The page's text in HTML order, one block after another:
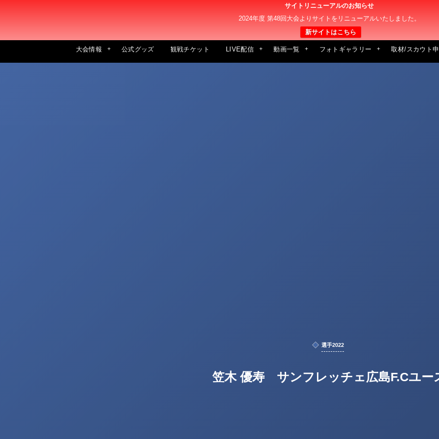
サイトリニューアルのお知らせ
2024年度 第48回大会よりサイトをリニューアルいたしました。
新サイトはこちら
大会情報 公式グッズ 観戦チケット LIVE配信 動画一覧 フォトギャラリー 取材/スカウト
選手2022
笠木 優寿 サンフレッチェ広島F.Cユー